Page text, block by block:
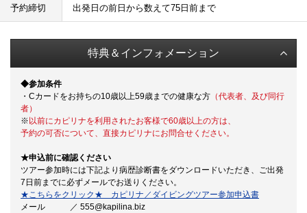
予約締切 出発日の前日から数えて75日前まで
特典＆インフォメーション
◆参加条件
・Cカードをお持ちの10歳以上59歳までの健康な方 （代表者、及び同行
者）
※以前にカピリナを利用されたお客様で60歳以上の方は、
予約の可否について、直接カピリナにお問合せください。
★申込前に確認ください
ツアー参加時には下記より病歴診断書をダウンロードいただき、ご出発
7日前までに必ずメールでお送りください。
★こちらをクリック★ カピリナ／ダイビングツアー参加申込書
メール ／ 555@kapilina.biz